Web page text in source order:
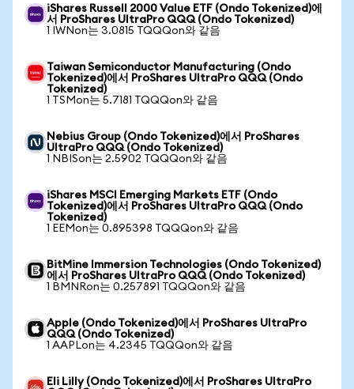
iShares Russell 2000 Value ETF (Ondo Tokenized)에
서 ProShares UltraPro QQQ (Ondo Tokenized)
1 IWNon는 3.0815 TQQQon와 같음
Taiwan Semiconductor Manufacturing (Ondo
Tokenized)에서 ProShares UltraPro QQQ (Ondo
Tokenized)
1 TSMon는 5.7181 TQQQon와 같음
Nebius Group (Ondo Tokenized)에서 ProShares
UltraPro QQQ (Ondo Tokenized)
1 NBISon는 2.5902 TQQQon와 같음
iShares MSCI Emerging Markets ETF (Ondo
Tokenized)에서 ProShares UltraPro QQQ (Ondo
Tokenized)
1 EEMon는 0.895398 TQQQon와 같음
BitMine Immersion Technologies (Ondo Tokenized)
에서 ProShares UltraPro QQQ (Ondo Tokenized)
1 BMNRon는 0.257891 TQQQon와 같음
Apple (Ondo Tokenized)에서 ProShares UltraPro
QQQ (Ondo Tokenized)
1 AAPLon는 4.2345 TQQQon와 같음
Eli Lilly (Ondo Tokenized)에서 ProShares UltraPro